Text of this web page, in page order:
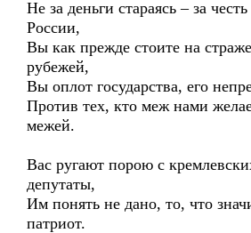
Не за деньги стараясь – за
России,
Вы как прежде стоите на
рубежей,
Вы оплот государства, его
Против тех, кто меж нами
межей.
Вас ругают порою с
депутаты,
Им понять не дано, то, что
патриот.